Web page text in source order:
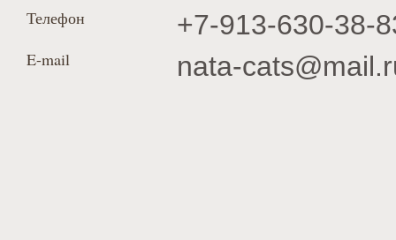
Телефон +7-913-630-38-
E-mail nata-